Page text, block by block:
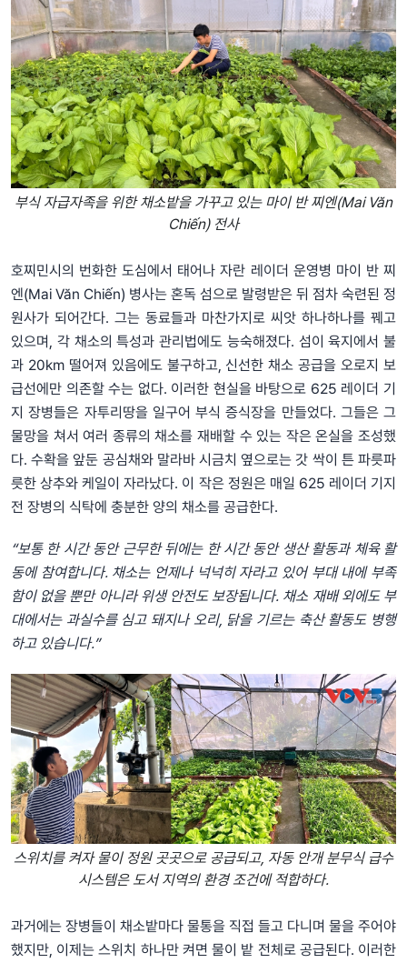
부식 자급자족을 위한 채소밭을 가꾸고 있는 마이 반 찌엔(Mai Văn
Chiến) 전사
호찌민시의 번화한 도심에서 태어나 자란 레이더 운영병 마이 반 찌
엔(Mai Văn Chiến) 병사는 혼독 섬으로 발령받은 뒤 점차 숙련된 정
원사가 되어간다. 그는 동료들과 마찬가지로 씨앗 하나하나를 꿰고
있으며, 각 채소의 특성과 관리법에도 능숙해졌다. 섬이 육지에서 불
과 20km 떨어져 있음에도 불구하고, 신선한 채소 공급을 오로지 보
급선에만 의존할 수는 없다. 이러한 현실을 바탕으로 625 레이더 기
지 장병들은 자투리땅을 일구어 부식 증식장을 만들었다. 그들은 그
물망을 쳐서 여러 종류의 채소를 재배할 수 있는 작은 온실을 조성했
다. 수확을 앞둔 공심채와 말라바 시금치 옆으로는 갓 싹이 튼 파릇파
릇한 상추와 케일이 자라났다. 이 작은 정원은 매일 625 레이더 기지
전 장병의 식탁에 충분한 양의 채소를 공급한다.
“보통 한 시간 동안 근무한 뒤에는 한 시간 동안 생산 활동과 체육 활
동에 참여합니다. 채소는 언제나 넉넉히 자라고 있어 부대 내에 부족
함이 없을 뿐만 아니라 위생 안전도 보장됩니다. 채소 재배 외에도 부
대에서는 과실수를 심고 돼지나 오리, 닭을 기르는 축산 활동도 병행
하고 있습니다.”
스위치를 켜자 물이 정원 곳곳으로 공급되고, 자동 안개 분무식 급수
시스템은 도서 지역의 환경 조건에 적합하다.
과거에는 장병들이 채소밭마다 물통을 직접 들고 다니며 물을 주어야
했지만, 이제는 스위치 하나만 켜면 물이 밭 전체로 공급된다. 이러한